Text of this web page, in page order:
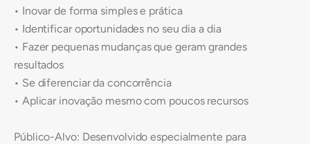
• Inovar de forma simples e prática
• Identificar oportunidades no seu dia a dia
• Fazer pequenas mudanças que geram grandes
resultados
• Se diferenciar da concorrência
• Aplicar inovação mesmo com poucos recursos
Público-Alvo: Desenvolvido especialmente para